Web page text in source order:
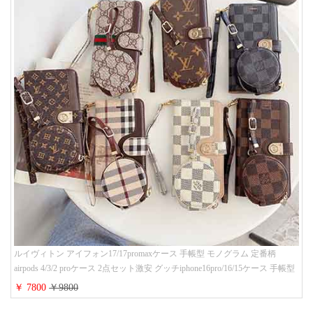
ルイヴィトン アイフォン17/17promaxケース 手帳型 モノグラム 定番柄
airpods 4/3/2 proケース 2点セット激安 グッチiphone16pro/16/15ケース 手帳型
財布カード入り 多機能 ハイ ブランド Galaxy S25/S24/S23手帳カバー おすす
め
￥ 7800￥9800